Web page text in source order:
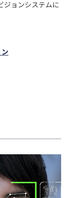
ジョンシステムに